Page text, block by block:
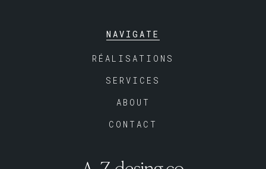
NAVIGATE
RÉALISATIONS
SERVICES
ABOUT
CONTACT